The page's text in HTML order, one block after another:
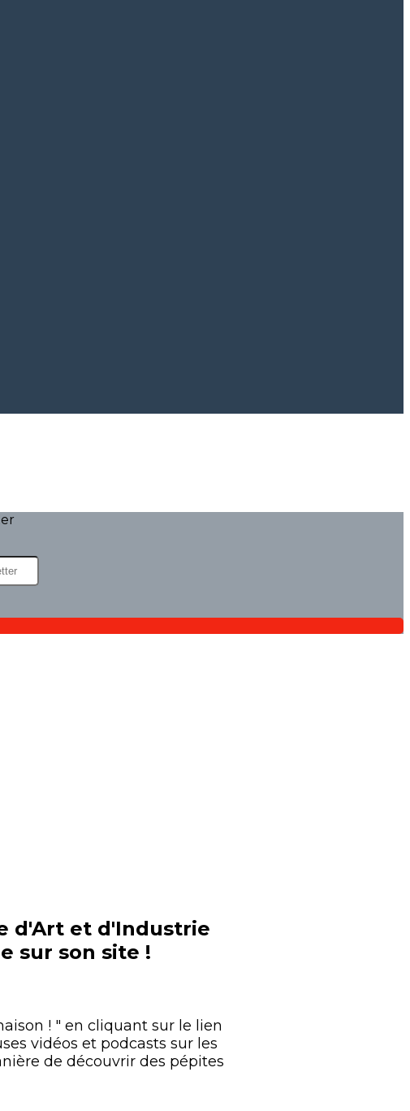
d'Art et d'Industrie
sur son site !
! " en cliquant sur le lien
vidéos et podcasts sur les
de découvrir des pépites